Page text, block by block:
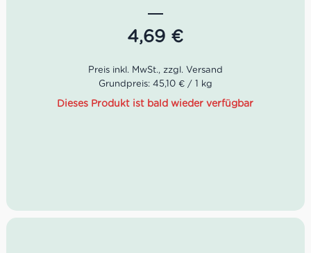
Nettogewicht: 160g
Abtropfgewicht: 104g4,69 €
Grundpreis: 45,10 € / 1 kg
Dieses Produkt ist bald wieder verfügbar